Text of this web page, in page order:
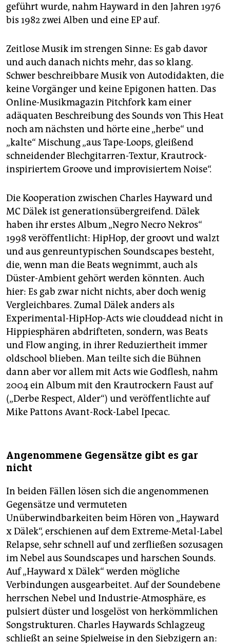
geführt wurde, nahm Hayward in den Jahren 1976
bis 1982 zwei Alben und eine EP auf.
Zeitlose Musik im strengen Sinne: Es gab davor
und auch danach nichts mehr, das so klang.
Schwer beschreibbare Musik von Autodidakten, die
keine Vorgänger und keine Epigonen hatten. Das
Online-Musikmagazin Pitchfork kam einer
adäquaten Beschreibung des Sounds von This Heat
noch am nächsten und hörte eine „herbe“ und
„kalte“ Mischung „aus Tape-Loops, gleißend
schneidender Blechgitarren-Textur, Krautrock-
inspiriertem Groove und improvisiertem Noise“.
Die Kooperation zwischen Charles Hayward und
MC Dälek ist generationsübergreifend. Dälek
haben ihr erstes Album „Negro Necro Nekros“
1998 veröffentlicht: HipHop, der groovt und walzt
und aus genreuntypischen Soundscapes besteht,
die, wenn man die Beats wegnimmt, auch als
Düster-Ambient gehört werden könnten. Auch
hier: Es gab zwar nicht nichts, aber doch wenig
Vergleichbares. Zumal Dälek anders als
Experimental-HipHop-Acts wie clouddead nicht in
Hippiesphären abdrifteten, sondern, was Beats
und Flow anging, in ihrer Reduziertheit immer
oldschool blieben. Man teilte sich die Bühnen
dann aber vor allem mit Acts wie Godflesh, nahm
2004 ein Album mit den Krautrockern Faust auf
(„Derbe Respect, Alder“) und veröffentlichte auf
Mike Pattons Avant-Rock-Label Ipecac.
Angenommene Gegensätze gibt es gar
nicht
In beiden Fällen lösen sich die angenommenen
Gegensätze und vermuteten
Unüberwindbarkeiten beim Hören von „Hayward
x Dälek“, erschienen auf dem Extreme-Metal-Label
Relapse, sehr schnell auf und zerfließen sozusagen
im Nebel aus Soundscapes und harschen Sounds.
Auf „Hayward x Dälek“ werden mögliche
Verbindungen ausgearbeitet. Auf der Soundebene
herrschen Nebel und Industrie-Atmosphäre, es
pulsiert düster und losgelöst von herkömmlichen
Songstrukturen. Charles Haywards Schlagzeug
schließt an seine Spielweise in den Siebzigern an: